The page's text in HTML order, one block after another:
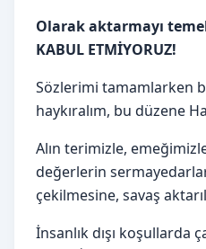
Olarak aktarmayı
KABUL ETMİYORUZ!
Sözlerimi tamamlarken
haykıralım, bu düzene
Alın terimizle,
değerlerin
çekilmesine, savaş
İnsanlık dışı koşullarda